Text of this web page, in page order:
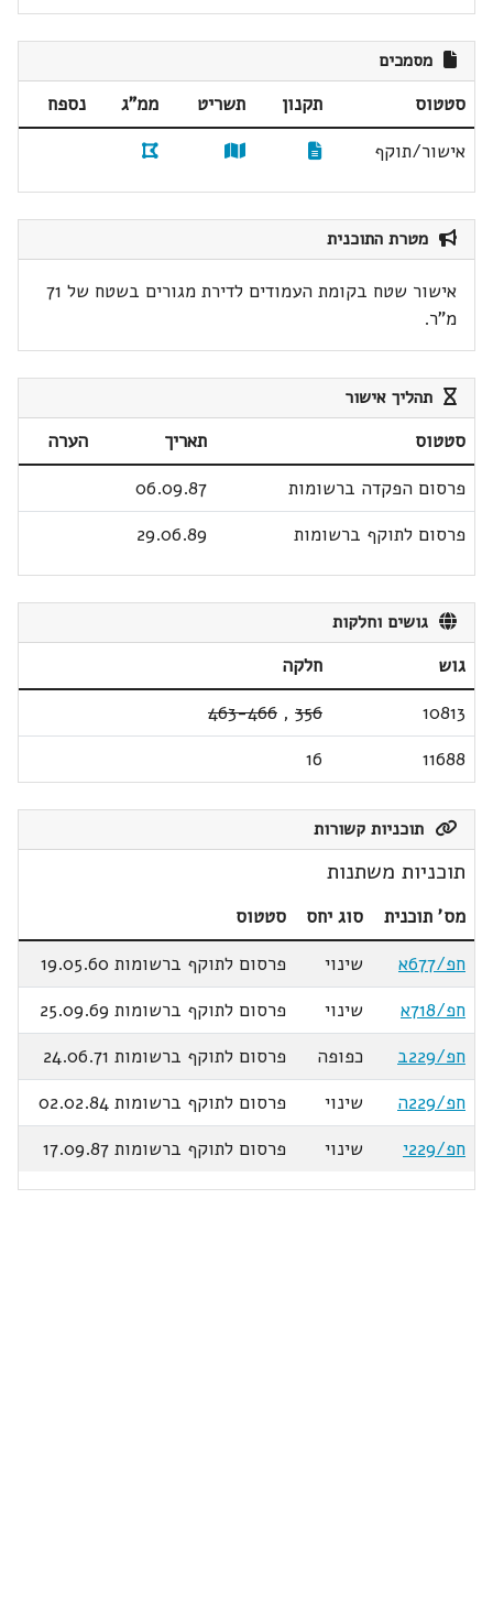
מסמכים
סטטוס תקנון תשריט ממ"ג
נספח
אישור/תוקף
מטרת התוכנית
אישור שטח בקומת העמודים לדירת מגורים בשטח של 71
מ"ר.
תהליך אישור
סטטוס תאריך
הערה
פרסום הפקדה ברשומות
06.09.87
פרסום לתוקף ברשומות
29.06.89
גושים וחלקות
גוש
חלקה
10813
356
,
463-466
11688
16
תוכניות קשורות
תוכניות משתנות
מס' תוכנית סוג יחס
סטטוס
חפ/677א
שינוי
פרסום לתוקף ברשומות 19.05.60
חפ/718א
שינוי
פרסום לתוקף ברשומות 25.09.69
חפ/229ב
כפופה
פרסום לתוקף ברשומות 24.06.71
חפ/229ה
שינוי
פרסום לתוקף ברשומות 02.02.84
חפ/229י
שינוי פרסום לתוקף ברשומות 17.09.87